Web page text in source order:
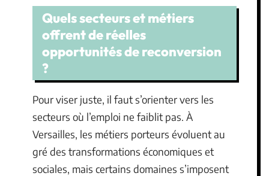
Quels secteurs et métiers
offrent de réelles
opportunités de reconversion
?
Pour viser juste, il faut s’orienter vers les
secteurs où l’emploi ne faiblit pas. À
Versailles, les métiers porteurs évoluent au
gré des transformations économiques et
sociales, mais certains domaines s’imposent